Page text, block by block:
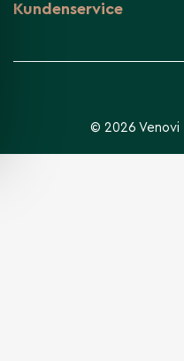
Kundenservice
© 2026 Venovi